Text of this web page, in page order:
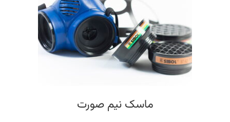
کاربر را قادر می سازند که هنگام استفاده از ماسک ها مشکلی در محاوره و استفاده از
هر نوع وسيله ارتباطی نظير تلفن و بی سيم نداشته باشد.دو منظوره بودن: ماسک های
سری TR2002 قابليت استفاده با انواع فيلترهای پيچی (Screw Filters) به صورت
دارند.نگهداری آسان : قطعات استفاده شده در ماسک های سری TR2002 با کمک
تکنولوژی برتر دارای دوام و استحکام طولانی بوده لذا نسبت به ماسک های تمام صورت
ديگر نياز چندانی به تعويض قطعات پر هزينه را ندارند، در عين حال که تمام قطعات و
لوازم مصرفی آنها به وفور موجود و در دسترس بوده و با توجه به طراحی خاص
می باشند.توجه: در حال حاضر کارتريج های سری ۲۰۰۰ در ۴ نوع مختلف و نيز فيلترهایماسک نیم صورت